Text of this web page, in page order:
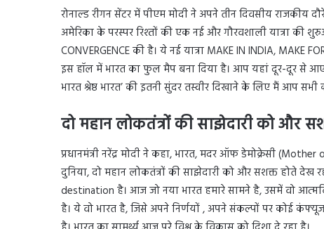
रोनाल्ड रीगन सेंटर में पीएम मोदी ने अपने तीन दिवसीय राजकीय
अमेरिका के परस्पर रिश्तों की एक नई और गौरवशाली यात्रा की
CONVERGENCE की है। ये नई यात्रा MAKE IN INDIA, MAKE
इस हॉल में भारत का फुल मैप बना दिया है। आप यहां दूर-दूर से आए
भारत श्रेष्ठ भारत’ की इतनी सुंदर तस्वीर दिखाने के लिए मैं आप
दो महान लोकतंत्रों की साझेदारी को और
प्रधानमंत्री नरेंद्र मोदी ने कहा, भारत, मदर ऑफ डेमोक्रेसी
दुनिया, दो महान लोकतंत्रों की साझेदारी को और सशक्त होते
destination है। आज जो नया भारत हमारे सामने है, उसमें वो
है। ये वो भारत है, जिसे अपने निर्णयों , अपने संकल्पों पर कोई